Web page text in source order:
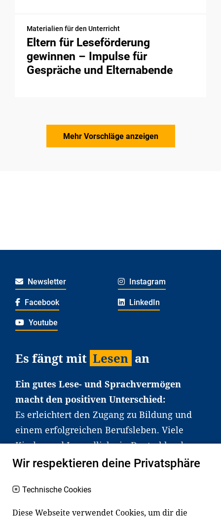
Materialien für den Unterricht
Eltern für Leseförderung
gewinnen – Impulse für
Gespräche und Elternabende
Mehr Vorschläge anzeigen
Newsletter Instagram
Facebook LinkedIn
Youtube
Es fängt mit Lesen an
Ein gutes Lese- und Sprachvermögen
macht den positiven Unterschied:
Es erleichtert den Zugang zu Bildung und
einem erfolgreichen Berufsleben. Viele
Kinder und Jugendliche in Deutschland
haben aber große Schwierigkeiten dabei.
an Familien sowie an Erzieher*innen,
Lehrer*innen und andere
Wir respektieren deine Privatsphäre
Technische Cookies
Diese Webseite verwendet Cookies, um dir die